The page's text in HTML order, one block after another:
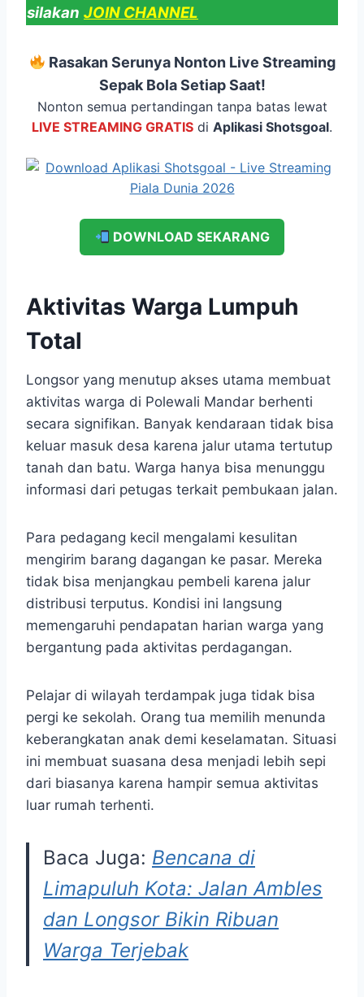
silakan JOIN CHANNEL
Rasakan Serunya Nonton Live Streaming
Sepak Bola Setiap Saat!
Nonton semua pertandingan tanpa batas lewat
LIVE STREAMING GRATIS di Aplikasi Shotsgoal.
DOWNLOAD SEKARANG
Aktivitas Warga Lumpuh
Total
Longsor yang menutup akses utama membuat
aktivitas warga di Polewali Mandar berhenti
secara signifikan. Banyak kendaraan tidak bisa
keluar masuk desa karena jalur utama tertutup
tanah dan batu. Warga hanya bisa menunggu
informasi dari petugas terkait pembukaan jalan.
Para pedagang kecil mengalami kesulitan
mengirim barang dagangan ke pasar. Mereka
tidak bisa menjangkau pembeli karena jalur
distribusi terputus. Kondisi ini langsung
memengaruhi pendapatan harian warga yang
bergantung pada aktivitas perdagangan.
Pelajar di wilayah terdampak juga tidak bisa
pergi ke sekolah. Orang tua memilih menunda
keberangkatan anak demi keselamatan. Situasi
ini membuat suasana desa menjadi lebih sepi
dari biasanya karena hampir semua aktivitas
luar rumah terhenti.
Baca Juga: Bencana di
Limapuluh Kota: Jalan Ambles
dan Longsor Bikin Ribuan
Warga Terjebak